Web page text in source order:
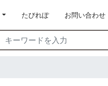
たびれぽ お問い合わせ